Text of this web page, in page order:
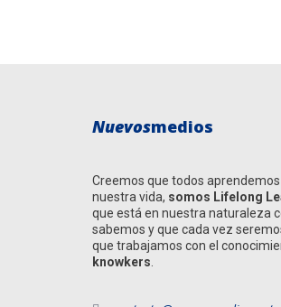
Nuevosmedios
Creemos que todos
nuestra vida, somos Lifelong
que está en nuestra naturaleza
sabemos y que cada vez
que trabajamos con el
knowkers